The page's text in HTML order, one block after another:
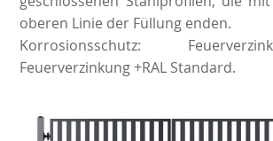
oberen Linie der Füllung enden.
Korrosionsschutz:
Feuerverzinkung +RAL Standard.